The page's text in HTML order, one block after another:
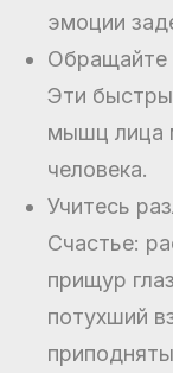
эмоции
Обращайте
Эти
мышц лица
человека.
Учитесь
Счастье:
прищур
потухший